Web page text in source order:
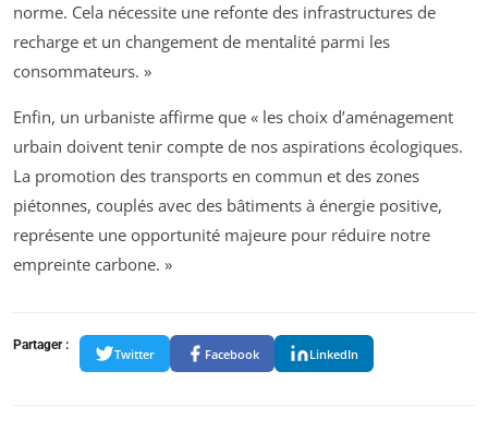
norme. Cela nécessite une refonte des infrastructures de
recharge et un changement de mentalité parmi les
consommateurs. »
Enfin, un urbaniste affirme que « les choix d’aménagement
urbain doivent tenir compte de nos aspirations écologiques.
La promotion des transports en commun et des zones
piétonnes, couplés avec des bâtiments à énergie positive,
représente une opportunité majeure pour réduire notre
empreinte carbone. »
Partager :
Twitter Facebook LinkedIn